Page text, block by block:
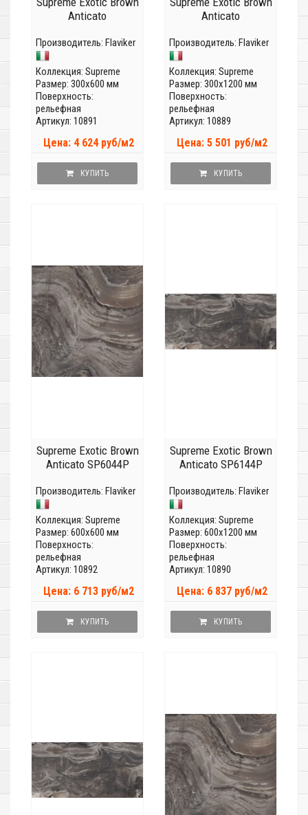
Anticato
Производитель: Flaviker
Коллекция: Supreme
Размер: 300x600 мм
Поверхность:
рельефная
Артикул: 10891
Цена: 4 624 руб/м2
КУПИТЬ
Anticato
Производитель: Flaviker
Коллекция: Supreme
Размер: 300x1200 мм
Поверхность:
рельефная
Артикул: 10889
Цена: 5 501 руб/м2
КУПИТЬ
Supreme Exotic Brown
Anticato SP6044P
Производитель: Flaviker
Коллекция: Supreme
Размер: 600x600 мм
Поверхность:
рельефная
Артикул: 10892
Цена: 6 713 руб/м2
КУПИТЬ
Supreme Exotic Brown
Anticato SP6144P
Производитель: Flaviker
Коллекция: Supreme
Размер: 600x1200 мм
Поверхность:
рельефная
Артикул: 10890
Цена: 6 837 руб/м2
КУПИТЬ